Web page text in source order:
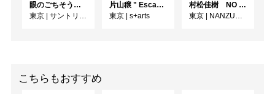
眼のごちそう 食器
東京
サントリー美術館
片山穣 " Escape to unravel "
東京
s+arts
村松佳樹 NO SEQUENCE
東京
NANZUKA UNDERGROUND
こちらもおすすめ